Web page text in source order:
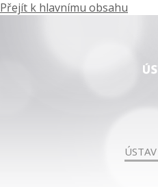
Přejít k hlavnímu obsahu
ÚSTAV